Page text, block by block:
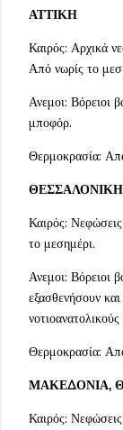
ΑΤΤΙΚΗ
Καιρός: Αρχικά
Από νωρίς το
Ανεμοι: Βόρειοι
μποφόρ.
Θερμοκρασία:
ΘΕΣΣΑΛΟΝΙΚΗ
Καιρός:
το μεσημέρι.
Ανεμοι: Βόρειοι
εξασθενήσουν
Θερμοκρασία:
ΜΑΚΕΔΟΝΙΑ,
Καιρός: